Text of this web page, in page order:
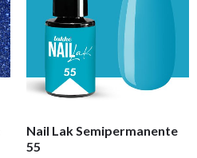
Nail Lak Semipermanente
55